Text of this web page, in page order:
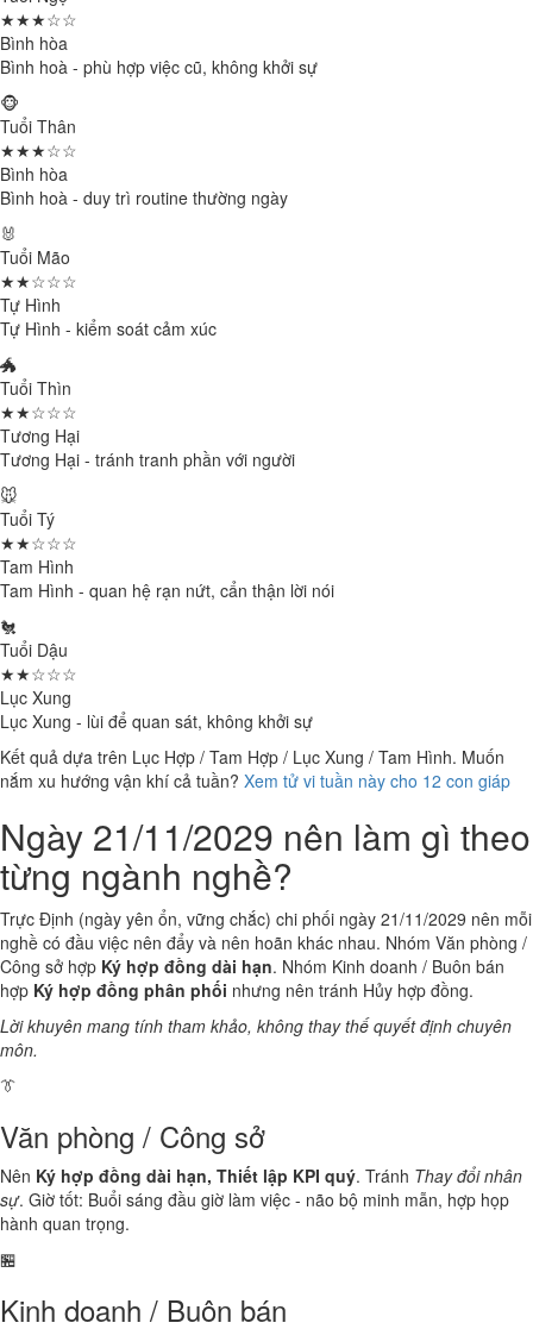
★★★☆☆
Bình hòa
Bình hoà - phù hợp việc cũ, không khởi sự
🐵
Tuổi Thân
★★★☆☆
Bình hòa
Bình hoà - duy trì routine thường ngày
🐰
Tuổi Mão
★★☆☆☆
Tự Hình
Tự Hình - kiểm soát cảm xúc
🐲
Tuổi Thìn
★★☆☆☆
Tương Hại
Tương Hại - tránh tranh phần với người
🐭
Tuổi Tý
★★☆☆☆
Tam Hình
Tam Hình - quan hệ rạn nứt, cẩn thận lời nói
🐔
Tuổi Dậu
★★☆☆☆
Lục Xung
Lục Xung - lùi để quan sát, không khởi sự
Kết quả dựa trên Lục Hợp / Tam Hợp / Lục Xung / Tam Hình. Muốn
nắm xu hướng vận khí cả tuần? Xem tử vi tuần này cho 12 con giáp
Ngày 21/11/2029 nên làm gì theo
từng ngành nghề?
Trực Định (ngày yên ổn, vững chắc) chi phối ngày 21/11/2029 nên mỗi
nghề có đầu việc nên đẩy và nên hoãn khác nhau. Nhóm Văn phòng /
Công sở hợp Ký hợp đồng dài hạn. Nhóm Kinh doanh / Buôn bán
hợp Ký hợp đồng phân phối nhưng nên tránh Hủy hợp đồng.
Lời khuyên mang tính tham khảo, không thay thế quyết định chuyên
môn.
👔
Văn phòng / Công sở
Nên Ký hợp đồng dài hạn, Thiết lập KPI quý. Tránh Thay đổi nhân
sự. Giờ tốt: Buổi sáng đầu giờ làm việc - não bộ minh mẫn, hợp họp
hành quan trọng.
🏪
Kinh doanh / Buôn bán